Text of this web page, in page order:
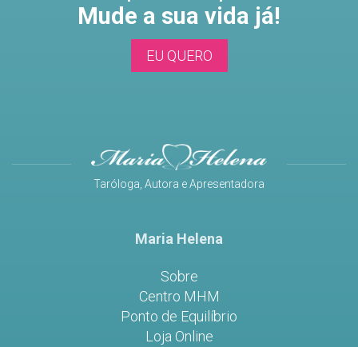
Mude a sua vida já!
EU QUERO
Taróloga, Autora e Apresentadora
Maria Helena
Sobre
Centro MHM
Ponto de Equilíbrio
Loja Online